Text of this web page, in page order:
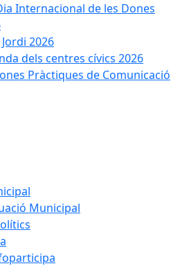
Internacional de les Dones
2026
dels centres cívics 2026
Pràctiques de Comunicació
Municipal